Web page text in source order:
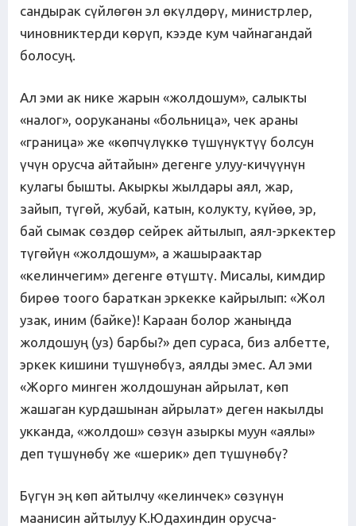
сандырак сүйлөгөн эл өкүлдөрү, министрлер,
чиновниктерди көрүп, кээде кум чайнагандай
болосуң.
Ал эми ак нике жарын «жолдошум», салыкты
«налог», оорукананы «больница», чек араны
«граница» же «көпчүлүккө түшүнүктүү болсун
үчүн орусча айтайын» дегенге улуу-кичүүнүн
кулагы бышты. Акыркы жылдары аял, жар,
зайып, түгөй, жубай, катын, колукту, күйөө, эр,
бай сымак сөздөр сейрек айтылып, аял-эркектер
түгөйүн «жолдошум», а жашыраактар
«келинчегим» дегенге өтүштү. Мисалы, кимдир
бирөө тоого бараткан эркекке кайрылып: «Жол
узак, иним (байке)! Караан болор жаныңда
жолдошуң (уз) барбы?» деп сураса, биз албетте,
эркек кишини түшүнөбүз, аялды эмес. Ал эми
«Жорго минген жолдошунан айрылат, көп
жашаган курдашынан айрылат» деген накылды
укканда, «жолдош» сөзүн азыркы муун «аялы»
деп түшүнөбү же «шерик» деп түшүнөбү?
Бүгүн эң көп айтылчу «келинчек» сөзүнүн
маанисин айтылуу К.Юдахиндин орусча-